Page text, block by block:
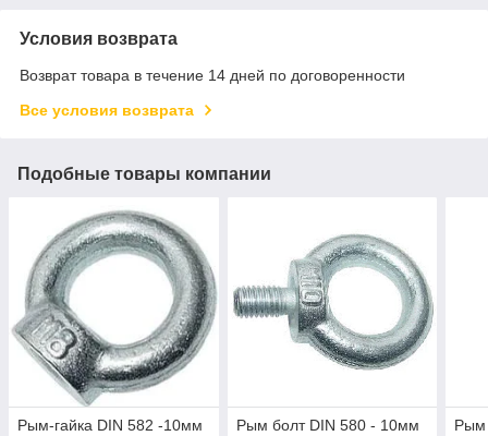
Условия возврата
Возврат товара в течение 14 дней по договоренности
Все условия возврата
Подобные товары компании
Рым-гайка DIN 582 -10мм Рым болт DIN 580 - 10мм Рым